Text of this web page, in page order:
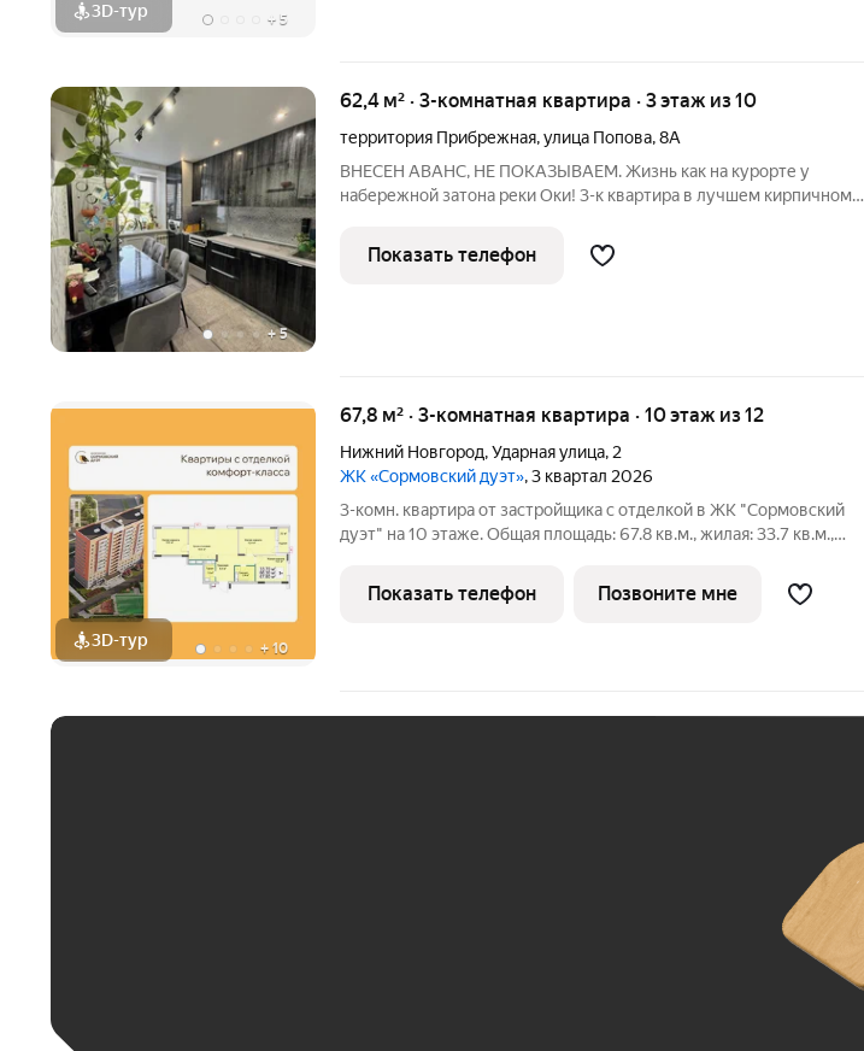
3D-тур + 5
+5
62,4 м² · 3-комнатная квартира · 3 этаж из 10
территория Прибрежная,улица Попова,8А
ВНЕСЕН АВАНС, НЕ ПОКАЗЫВАЕМ. Жизнь как на курорте у
набережной затона реки Оки! 3-к квартира в лучшем кирпичном
8аПараметры: 3-й этаж 10-этажного кирпичного дома (1990 г.
постройки).Площадь: Общая
Показать телефон
3D-тур + 10
67,8 м² · 3-комнатная квартира · 10 этаж из 12
Нижний Новгород,Ударная улица, 2
ЖК «Сормовский дуэт», 3 квартал 2026
3-комн. квартира от застройщика с отделкой в ЖК "Сормовский
дуэт" на 10 этаже. Общая площадь: 67.8 кв.м., жилая: 33.7 кв.м.,
очень светлая, естественная вентиляция при открытии окон. В
Показать телефон Позвоните мне